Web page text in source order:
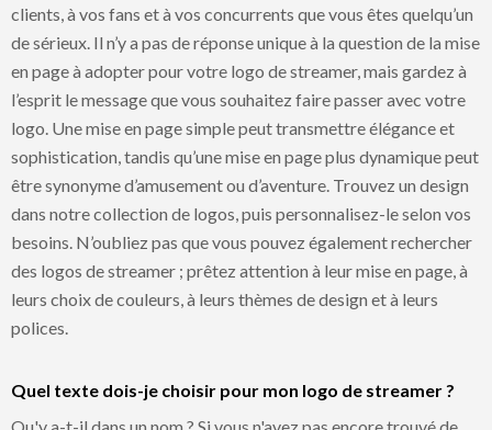
clients, à vos fans et à vos concurrents que vous êtes quelqu’un
de sérieux. Il n’y a pas de réponse unique à la question de la mise
en page à adopter pour votre logo de streamer, mais gardez à
l’esprit le message que vous souhaitez faire passer avec votre
logo. Une mise en page simple peut transmettre élégance et
sophistication, tandis qu’une mise en page plus dynamique peut
être synonyme d’amusement ou d’aventure. Trouvez un design
dans notre collection de logos, puis personnalisez-le selon vos
besoins. N’oubliez pas que vous pouvez également rechercher
des logos de streamer ; prêtez attention à leur mise en page, à
leurs choix de couleurs, à leurs thèmes de design et à leurs
polices.
Quel texte dois-je choisir pour mon logo de streamer ?
Qu'y a-t-il dans un nom ? Si vous n'avez pas encore trouvé de